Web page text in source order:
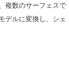
複数のサーフェスで
デルに変換し、シェ